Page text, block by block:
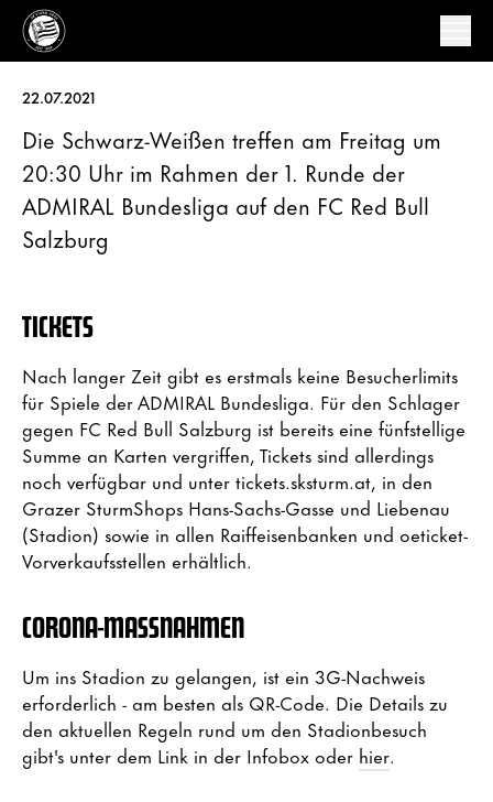
22.07.2021
Die Schwarz-Weißen treffen am Freitag um
20:30 Uhr im Rahmen der 1. Runde der
ADMIRAL Bundesliga auf den FC Red Bull
Salzburg
TICKETS
Nach langer Zeit gibt es erstmals keine Besucherlimits
für Spiele der ADMIRAL Bundesliga. Für den Schlager
gegen FC Red Bull Salzburg ist bereits eine fünfstellige
Summe an Karten vergriffen, Tickets sind allerdings
noch verfügbar und unter tickets.sksturm.at, in den
Grazer SturmShops Hans-Sachs-Gasse und Liebenau
(Stadion) sowie in allen Raiffeisenbanken und oeticket-
Vorverkaufsstellen erhältlich.
CORONA-MASSNAHMEN
Um ins Stadion zu gelangen, ist ein 3G-Nachweis
erforderlich - am besten als QR-Code. Die Details zu
den aktuellen Regeln rund um den Stadionbesuch
gibt's unter dem Link in der Infobox oder hier.